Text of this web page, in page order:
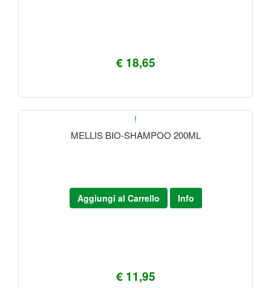
€ 18,65
!
MELLIS BIO-SHAMPOO 200ML
€ 11,95
Aggiungi al Carrello Info